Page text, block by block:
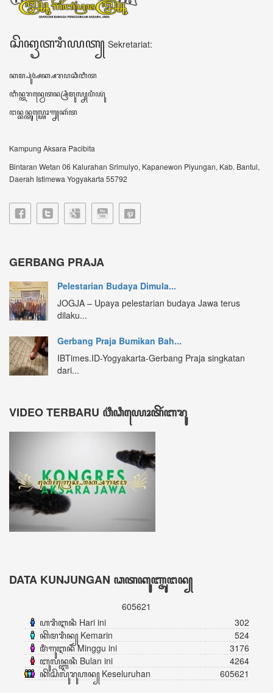
ꦱꦼꦏꦽꦠꦫꦶꦪꦠ꧀ Sekretariat:
ꦏꦩ꧀ꦥꦸꦁꦄꦏ꧀ꦱꦫꦥꦕꦶꦧꦶꦠ
ꦧꦶꦤ꧀ꦠꦫꦤ꧀ꦮꦺꦠꦤ꧀ꦱꦿꦶꦩꦸꦭ꧀ꦚꦥꦶꦪꦸꦁ
ꦔꦤ꧀ꦧꦤ꧀ꦠꦸꦭ꧀ꦪꦺꦴꦒ꧀ꦚꦏꦂꦠ
Kampung Aksara Pacibita
Bintaran Wetan 06 Kalurahan Srimulyo, Kapanewon Piyungan, Kab. Bantul,
Daerah Istimewa Yogyakarta 55792
GERBANG PRAJA
Pelestarian Budaya Dimula...
JOGJA – Upaya pelestarian budaya Jawa terus
dilaku...
Gerbang Praja Bumikan Bah...
IBTimes.ID-Yogyakarta-Gerbang Praja singkatan
dari...
VIDEO TERBARU ꦮ꦳ꦶꦣꦶꦪꦺꦴꦠꦼꦂꦧꦫꦸ
DATA KUNJUNGAN ꦣꦠꦏꦸꦚ꧀ꦗꦸꦔꦤ꧀
605621
ꦲꦫꦶꦆꦤꦶ Hari ini
302
ꦏꦼꦩꦫꦶꦤ꧀ Kemarin
524
ꦩꦶꦁꦒꦸꦆꦤꦶ Minggu ini
3176
ꦧꦸꦭꦤ꧀ꦆꦤꦶ Bulan ini
4264
ꦏꦼꦱꦼꦭꦸꦫꦸꦲꦤ꧀ Keseluruhan
605621